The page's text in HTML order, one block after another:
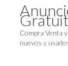
Compra Venta
nuevos y